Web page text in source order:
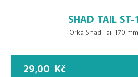
SHAD TAIL ST-
Orka Shad Tail 170
29,00 Kč